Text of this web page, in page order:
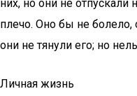
них, но они не отпускали
плечо. Оно бы не
они не тянули его; но
Личная жизнь